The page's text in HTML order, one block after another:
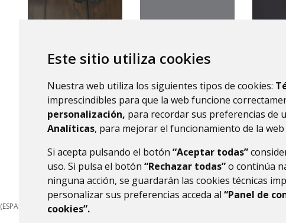
Este sitio utiliza cookies
Nuestra web utiliza los siguientes tipos de cookies:
imprescindibles para que la web funcione
personalización, para recordar sus preferencias de
Analíticas, para mejorar el funcionamiento de la web
Si acepta pulsando el botón “Aceptar todas”
uso. Si pulsa el botón “Rechazar todas”o continúa
ninguna acción, se guardarán las cookies técnicas
personalizar sus preferencias acceda al “Panel de
cookies”.
hace
la ribagorza
(ESPAÑA)